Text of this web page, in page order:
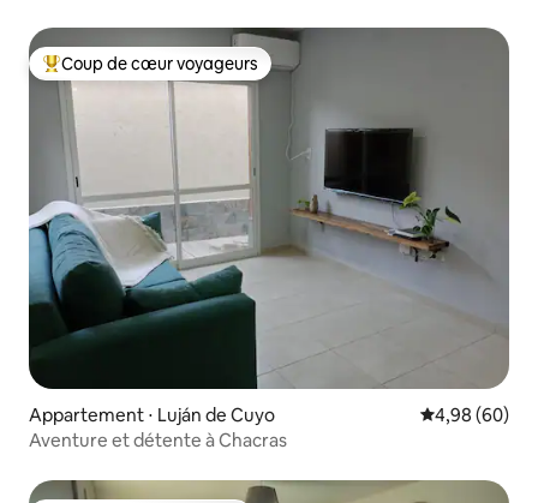
Coups de cœur voyageurs les plus appréciés
Coup de cœur voyageurs
Appartement ⋅ Luján de Cuyo Évaluation
4,98 (60)
Aventure et détente à Chacras